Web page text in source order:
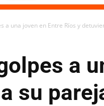
a una joven en Entre Ríos y
a
su